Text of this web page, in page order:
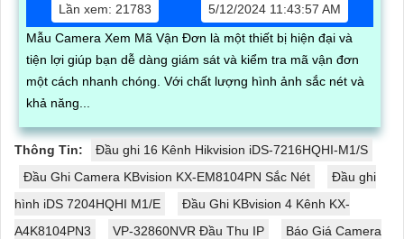
Lần xem: 21783
5/12/2024 11:43:57 AM
Mẫu Camera Xem Mã Vận Đơn là một thiết bị hiện đại và
tiện lợi giúp bạn dễ dàng giám sát và kiểm tra mã vận đơn
một cách nhanh chóng. Với chất lượng hình ảnh sắc nét và
khả năng...
Thông Tin:
Đầu ghi 16 Kênh Hikvision iDS-7216HQHI-M1/S
Đầu Ghi Camera KBvision KX-EM8104PN Sắc Nét
Đầu ghi
hình iDS 7204HQHI M1/E
Đầu Ghi KBvision 4 Kênh KX-
A4K8104PN3
VP-32860NVR Đầu Thu IP
Báo Giá Camera